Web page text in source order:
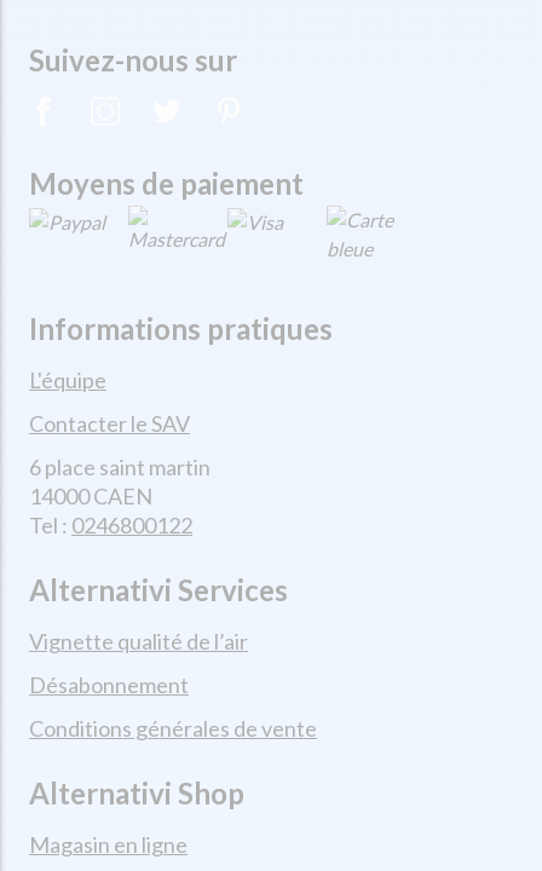
Suivez-nous sur
Moyens de paiement
Informations pratiques
L'équipe
Contacter le SAV
6 place saint martin
14000 CAEN
Tel : 0246800122
Alternativi Services
Vignette qualité de l’air
Désabonnement
Conditions générales de vente
Alternativi Shop
Magasin en ligne